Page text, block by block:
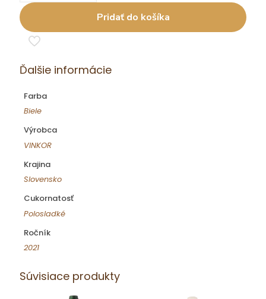
0,75
l
AVO
Pridať do košíka
Ďalšie informácie
Farba
Biele
Výrobca
VINKOR
Krajina
Slovensko
Cukornatosť
Polosladké
Ročník
2021
Súvisiace produkty